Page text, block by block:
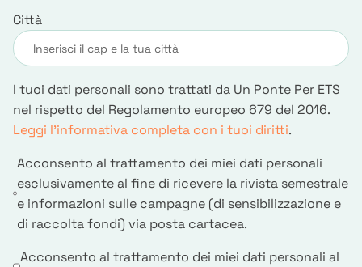
Città
I tuoi dati personali sono trattati da Un Ponte Per ETS
nel rispetto del Regolamento europeo 679 del 2016.
Leggi l’informativa completa con i tuoi diritti.
Acconsento al trattamento dei miei dati personali
esclusivamente al fine di ricevere la rivista semestrale
e informazioni sulle campagne (di sensibilizzazione e
di raccolta fondi) via posta cartacea.
Acconsento al trattamento dei miei dati personali al